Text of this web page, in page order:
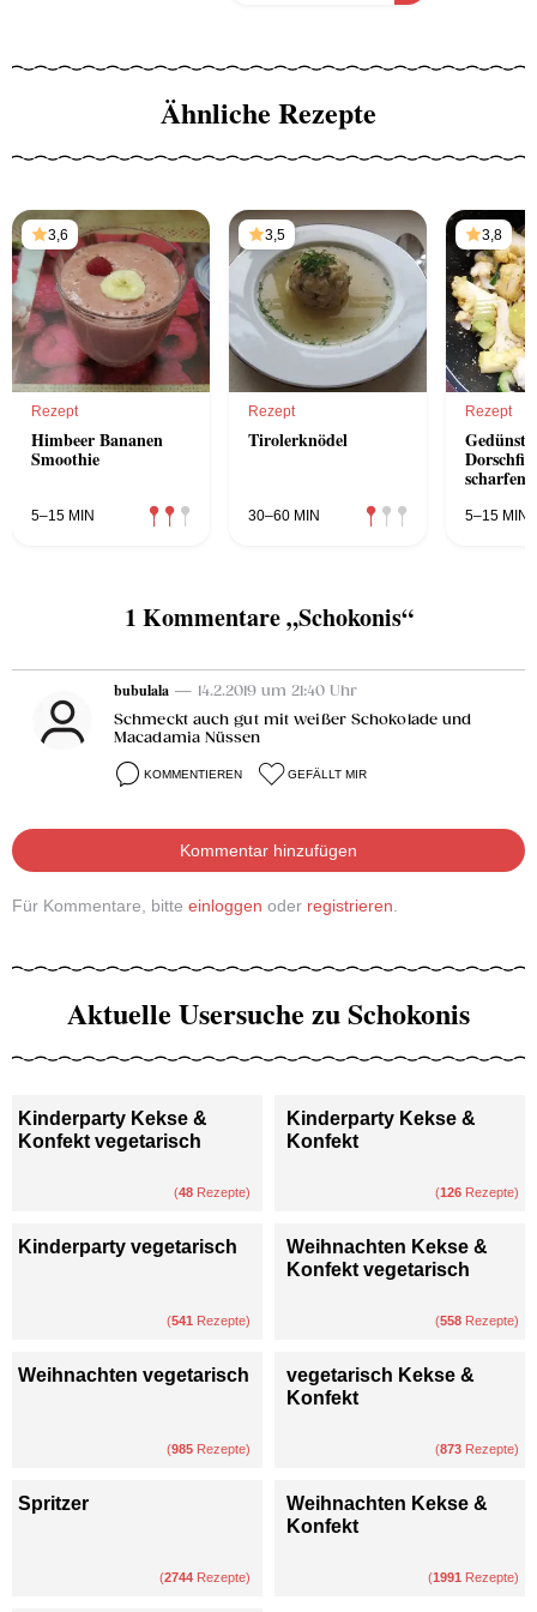
Ähnliche Rezepte
3,6
Rezept
Himbeer Bananen
Smoothie
5–15 MIN
3,5
Rezept
Tirolerknödel
30–60 MIN
3,8
Rezept
scharfem
Kernöl
5–15 MIN
1 Kommentare „Schokonis“
bubulala — 14.2.2019 um 21:40 Uhr
Schmeckt auch gut mit weißer Schokolade und
Macadamia Nüssen
KOMMENTIEREN GEFÄLLT MIR
Kommentar hinzufügen
Für Kommentare, bitte einloggen oder registrieren.
Aktuelle Usersuche zu Schokonis
Kinderparty Kekse &
Konfekt vegetarisch
(48 Rezepte)
Kinderparty Kekse &
Konfekt
(126 Rezepte)
Kinderparty vegetarisch
(541 Rezepte)
Weihnachten Kekse &
Konfekt vegetarisch
(558 Rezepte)
Weihnachten vegetarisch
(985 Rezepte)
vegetarisch Kekse &
Konfekt
(873 Rezepte)
Spritzer
(2744 Rezepte)
Weihnachten Kekse &
Konfekt
(1991 Rezepte)